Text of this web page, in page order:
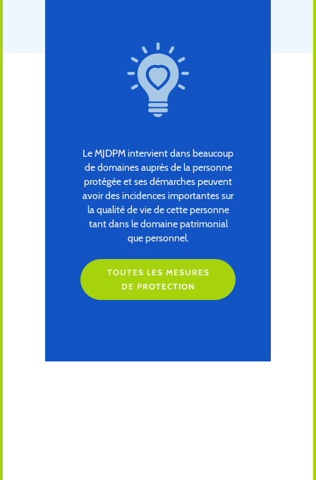
Le MJDPM intervient dans beaucoup
de domaines auprès de la personne
protégée et ses démarches peuvent
avoir des incidences importantes sur
la qualité de vie de cette personne
tant dans le domaine patrimonial
que personnel.
TOUTES LES MESURES
DE PROTECTION